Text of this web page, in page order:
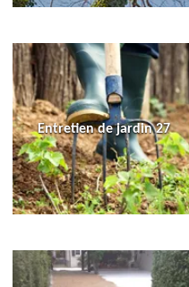
Entretien de jardin 27